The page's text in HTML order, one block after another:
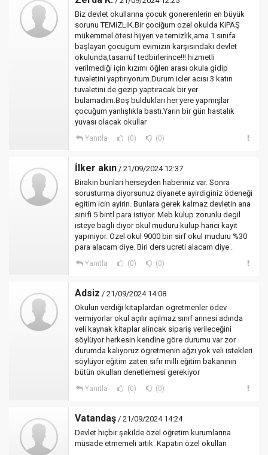
Biz devlet okullarına çocuk gonerenlerin en büyük
sorunu TEMiZLiK.Bir çociğum ozel okulda KiPAŞ
mükemmel ötesi hijyen ve temizlik,ama 1.sınıfa
başlayan çocugum evimizin karşısındaki devlet
okulunda,tasarruf tedbirlerince!!! hizmetli
verilmediği için kızımı öğlen arası okula gidip
tuvaletini yaptırıyorum.Durum icler acısı 3 katın
tuvaletini de gezip yaptıracak bir yer
bulamadım.Boş buldukları her yere yapmışlar
çocuğum yanlışlıkla bastı.Yarın bir gün hastalık
yuvası olacak okullar
Yanıtla (0) (0)
İlker akın / 21/09/2024 12:37
Birakin bunlari herseyden haberiniz var. Sonra
sorusturma diyorsunuz diyanete ayirdiginiz ödeneği
egitim icin ayirin. Bunlara gerek kalmaz devletin ana
sinifi 5 bintl para istiyor. Meb kulup zorunlu degil
isteye bagli diyor okul muduru kulup harici kayit
yapmiyor. Ozel okul 9000 bin sirf okul muduru %30
para alacam diye. Biri ders ucreti alacam diye .
Yanıtla (0) (0)
Adsiz / 21/09/2024 14:08
Okulun verdiği kitaplardan ögretmenler ödev
vermiyorlar okul açılır açılmaz sınıf annesi adında
veli kaynak kitaplar alincak sipariş verileceğini
söylüyor herkesin kendine göre durumu var zor
durumda kalıyoruz ögretmenin ağzı yok veli istekleri
söylüyor eğitim zaten sıfır milli eğitim bakanının
bütün okulları denetlemesi gerekiyor
Yanıtla (0) (0)
Vatandaş / 21/09/2024 14:24
Devlet hiçbir şekilde özel öğretim kurumlarına
müsade etmemeli artık. Kapatın özel okulları